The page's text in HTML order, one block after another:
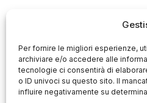
Per fornire le migliori esperienze,
archiviare e/o accedere alle
tecnologie ci consentirà di
o ID univoci su questo sito. Il
influire negativamente su